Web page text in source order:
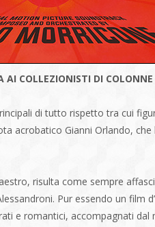
COLLEZIONISTI DI COLONNE
di tutto rispetto tra cui
acrobatico Gianni Orlando,
risulta come sempre
Pur essendo un
e romantici, accompagnati